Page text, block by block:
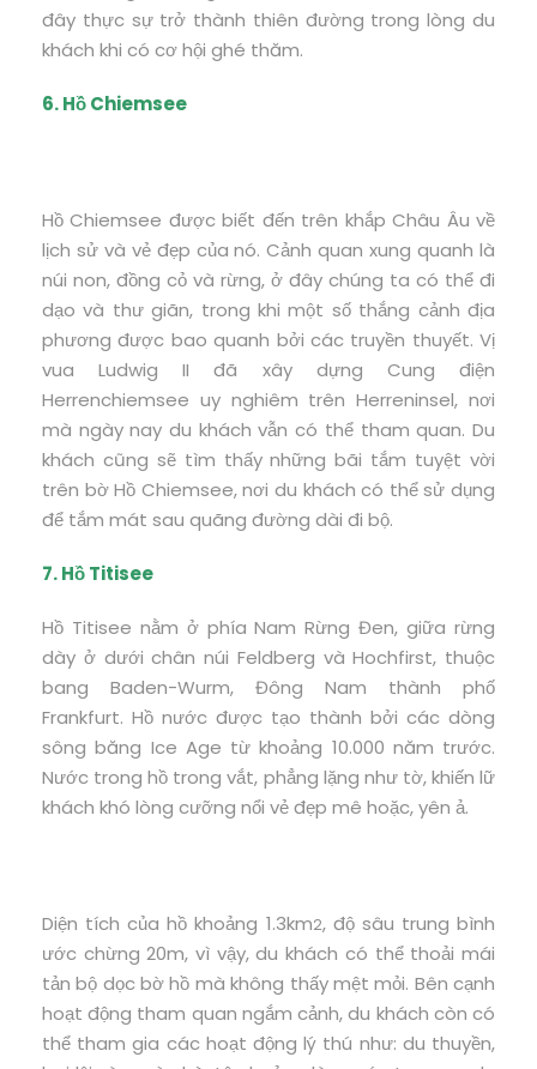
đây thực sự trở thành thiên đường trong lòng du
khách khi có cơ hội ghé thăm.
6. Hồ Chiemsee
Hồ Chiemsee được biết đến trên khắp Châu Âu về
lịch sử và vẻ đẹp của nó. Cảnh quan xung quanh là
núi non, đồng cỏ và rừng, ở đây chúng ta có thể đi
dạo và thư giãn, trong khi một số thắng cảnh địa
phương được bao quanh bởi các truyền thuyết. Vị
vua Ludwig II đã xây dựng Cung điện
Herrenchiemsee uy nghiêm trên Herreninsel, nơi
mà ngày nay du khách vẫn có thể tham quan. Du
khách cũng sẽ tìm thấy những bãi tắm tuyệt vời
trên bờ Hồ Chiemsee, nơi du khách có thể sử dụng
để tắm mát sau quãng đường dài đi bộ.
7. Hồ Titisee
Hồ Titisee nằm ở phía Nam Rừng Đen, giữa rừng
dày ở dưới chân núi Feldberg và Hochfirst, thuộc
bang Baden-Wurm, Đông Nam thành phố
Frankfurt. Hồ nước được tạo thành bởi các dòng
sông băng Ice Age từ khoảng 10.000 năm trước.
Nước trong hồ trong vắt, phẳng lặng như tờ, khiến lữ
khách khó lòng cưỡng nổi vẻ đẹp mê hoặc, yên ả.
Diện tích của hồ khoảng 1.3km2, độ sâu trung bình
ước chừng 20m, vì vậy, du khách có thể thoải mái
tản bộ dọc bờ hồ mà không thấy mệt mỏi. Bên cạnh
hoạt động tham quan ngắm cảnh, du khách còn có
thể tham gia các hoạt động lý thú như: du thuyền,